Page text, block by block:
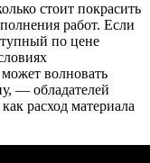
стоит покрасить
работ. Если
по цене
волновать
— обладателей
расход материала